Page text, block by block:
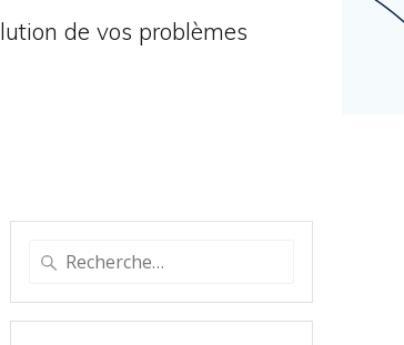
de vos problèmes
Recherche
pour
: